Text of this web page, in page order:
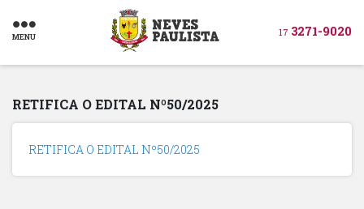
MENU 17 3271-9020
RETIFICA O EDITAL Nº50/2025
RETIFICA O EDITAL Nº50/2025